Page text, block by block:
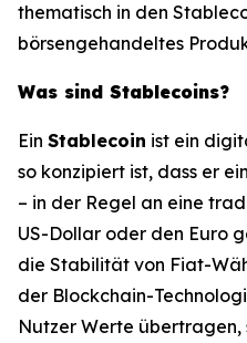
thematisch in den
börsengehandeltes
Was sind Stablecoins?
Ein Stablecoin ist ein
so konzipiert ist, dass er
– in der Regel an eine
US-Dollar oder den Euro
die Stabilität von Fiat-
der Blockchain-
Nutzer Werte